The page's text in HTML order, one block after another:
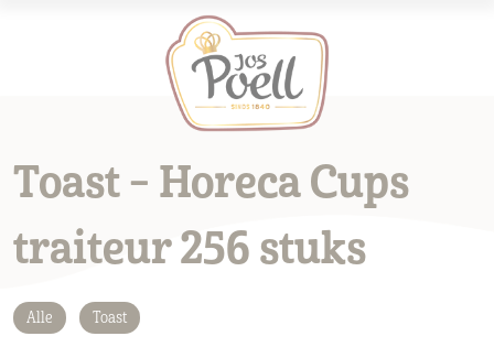
Toast – Horeca Cups
traiteur 256 stuks
Alle Toast